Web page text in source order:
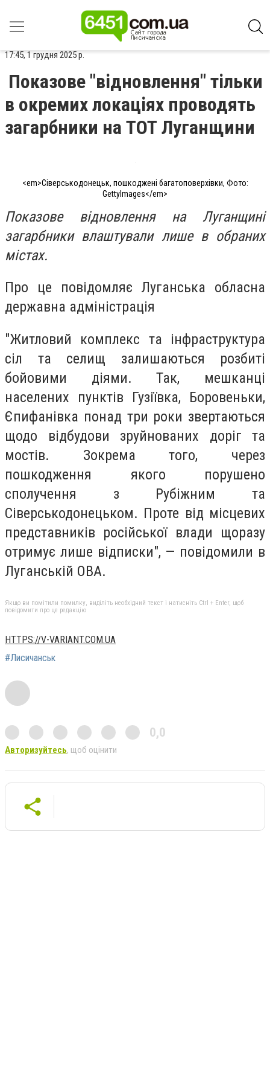
17:45, 1 грудня 2025 р.
Показове "відновлення" тільки
в окремих локаціях проводять
загарбники на ТОТ Луганщини
<em>Сіверськодонецьк, пошкоджені багатоповерхівки, Фото:
GettyImages</em>
Показове відновлення на Луганщині
загарбники влаштували лише в обраних
містах.
Про це повідомляє Луганська обласна
державна адміністрація
"Житловий комплекс та інфраструктура
сіл та селищ залишаються розбиті
бойовими діями. Так, мешканці
населених пунктів Гузіївка, Боровеньки,
Єпифанівка понад три роки звертаються
щодо відбудови зруйнованих доріг та
мостів. Зокрема того, через
пошкодження якого порушено
сполучення з Рубіжним та
Сіверськодонецьком. Проте від місцевих
представників російської влади щоразу
отримує лише відписки", — повідомили в
Луганській ОВА.
Якщо ви помітили помилку, виділіть необхідний текст і натисніть Ctrl + Enter, щоб
повідомити про це редакцію
HTTPS://V-VARIANT.COM.UA
#Лисичанськ
0,0
Авторизуйтесь, щоб оцінити